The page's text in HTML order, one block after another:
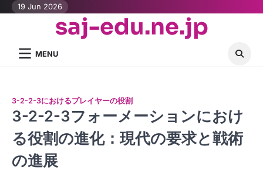
Skip19 Jun 2026
saj-edu.ne.jp
MENU
3-2-2-3におけるプレイヤーの役割
3-2-2-3フォーメーションにおけ
る役割の進化：現代の要求と戦術
の進展